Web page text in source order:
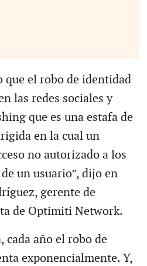
que el robo de identidad
las redes sociales y
que es una estafa de
en la cual un
no autorizado a los
un usuario”, dijo en
gerente de
de Optimiti Network.
cada año el robo de
exponencialmente. Y,